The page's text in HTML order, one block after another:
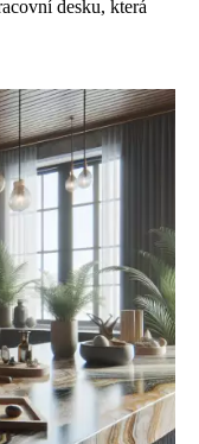
desku, která